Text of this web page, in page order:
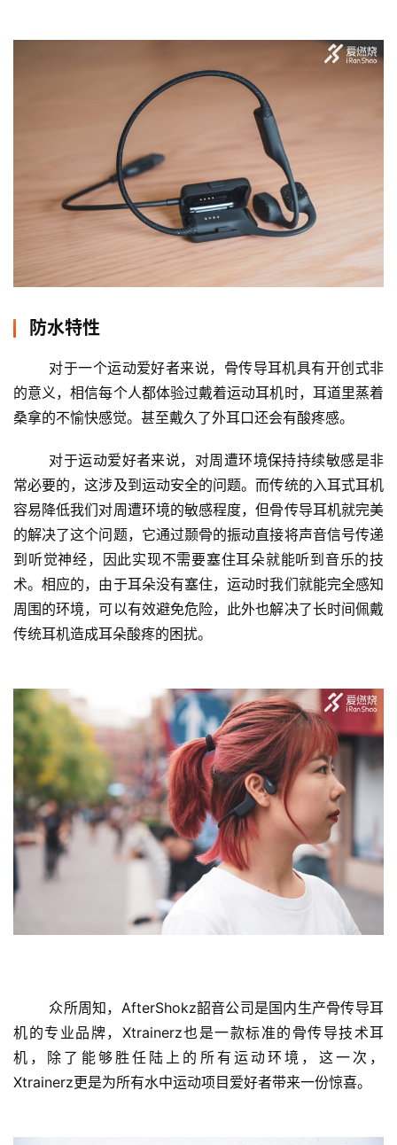
防水特性
的意义，相信每个人都体验过戴着运动耳机时，耳道里蒸着
桑拿的不愉快感觉。甚至戴久了外耳口还会有酸疼感。
对于运动爱好者来说，对周遭环境保持持续敏感是非
常必要的，这涉及到运动安全的问题。而传统的入耳式耳机
容易降低我们对周遭环境的敏感程度，但骨传导耳机就完美
的解决了这个问题，它通过颞骨的振动直接将声音信号传递
到听觉神经，因此实现不需要塞住耳朵就能听到音乐的技
术。相应的，由于耳朵没有塞住，运动时我们就能完全感知
周围的环境，可以有效避免危险，此外也解决了长时间佩戴
传统耳机造成耳朵酸疼的困扰。
机的专业品牌，Xtrainerz也是一款标准的骨传导技术耳
机，除了能够胜任陆上的所有运动环境，这一次，
Xtrainerz更是为所有水中运动项目爱好者带来一份惊喜。